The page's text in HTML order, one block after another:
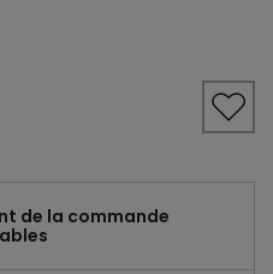
de la commande